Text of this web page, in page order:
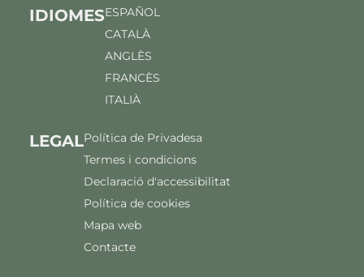
IDIOMESESPAÑOL
CATALÀ
ANGLÈS
FRANCÈS
ITALIÀ
LEGALPolítica de Privadesa
Termes i condicions
Declaració d'accessibilitat
Política de cookies
Mapa web
Contacte